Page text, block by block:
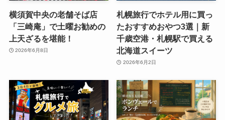
横須賀中央の老舗そば店
「三崎庵」で土曜お勧めの
上天ざるを堪能！
2026年6月8日
札幌旅行でホテル用に買っ
たおすすめおやつ3選｜新
千歳空港・札幌駅で買える
北海道スイーツ
2026年6月2日